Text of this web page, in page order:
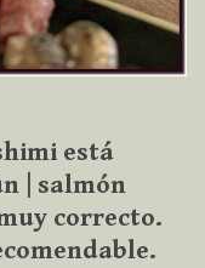
está
| salmón
correcto.